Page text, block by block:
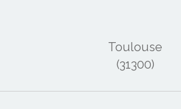
Toulouse
(31300)